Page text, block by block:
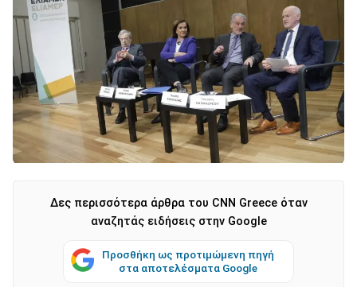
Δες περισσότερα άρθρα του CNN Greece όταν
αναζητάς ειδήσεις στην Google
Προσθήκη ως προτιμώμενη πηγή
στα αποτελέσματα Google